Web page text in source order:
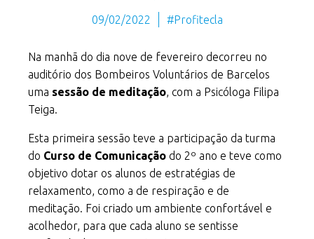
09/02/2022 #Profitecla
Na manhã do dia nove de fevereiro decorreu no
auditório dos Bombeiros Voluntários de Barcelos
uma sessão de meditação, com a Psicóloga Filipa
Teiga.
Esta primeira sessão teve a participação da turma
do Curso de Comunicação do 2º ano e teve como
objetivo dotar os alunos de estratégias de
relaxamento, como a de respiração e de
meditação. Foi criado um ambiente confortável e
acolhedor, para que cada aluno se sentisse